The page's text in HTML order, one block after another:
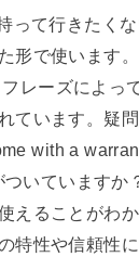
って行きたく
形で使います
レーズによっ
ています。疑
with a
いていますか
えることがわ
特性や信頼性